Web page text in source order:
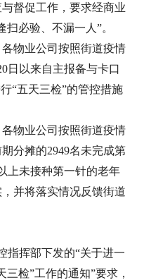
督促工作，要求经商业
必验、不漏一人”。
各物业公司按照街道疫情
日以来自主报备与卡口
“五天三检”的管控措施
各物业公司按照街道疫情
分摊的2949名未完成第
上未接种第一针的老年
并将落实情况反馈街道
指挥部下发的“关于进一
检”工作的通知”要求，